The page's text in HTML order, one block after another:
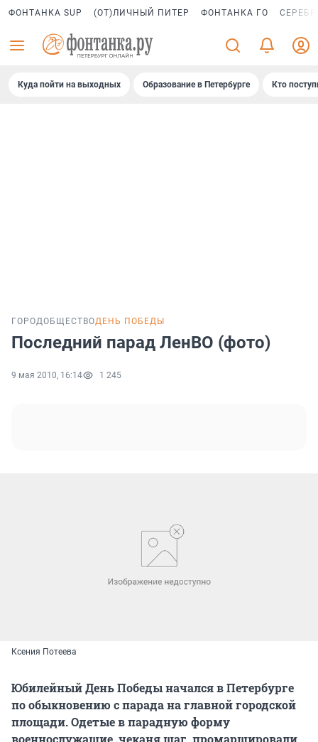
ФОНТАНКА SUP (ОТ)ЛИЧНЫЙ ПИТЕР ФОНТАНКА ГО
Куда пойти на выходных Образование в Петербурге Кто
ГОРОДОБЩЕСТВОДЕНЬ ПОБЕДЫ
Последний парад ЛенВО (фото)
9 мая 2010, 16:14 1 245
Ксения Потеева
Юбилейный День Победы начался в Петербурге
по обыкновению с парада на главной городской
площади. Одетые в парадную форму
военнослужащие, чеканя шаг, промаршировали